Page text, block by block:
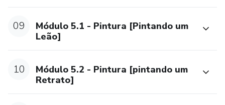
09
Módulo 5.1 - Pintura [Pintando um
Leão]
10
Módulo 5.2 - Pintura [pintando um
Retrato]